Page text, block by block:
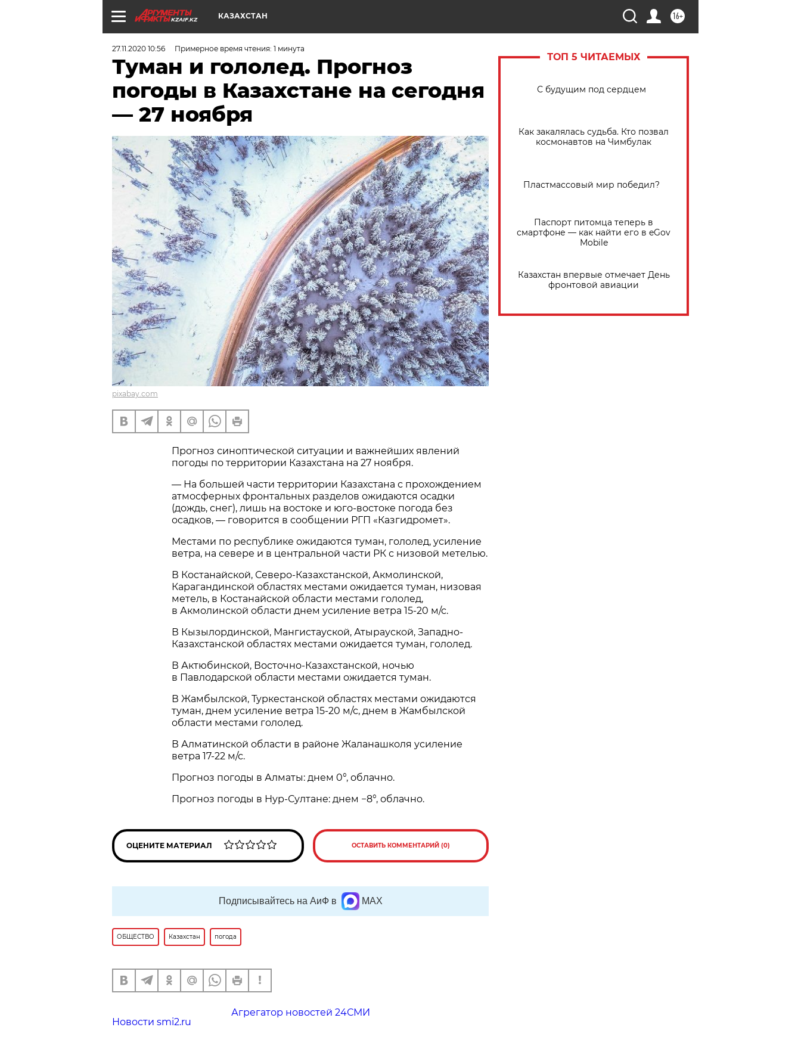
KZAIF.KZ 16+
КАЗАХСТАН
27.11.2020 10:56 Примерное время чтения: 1 минута
Туман и гололед. Прогноз
погоды в Казахстане на сегодня
— 27 ноября
pixabay.com
Прогноз синоптической ситуации и важнейших явлений
погоды по территории Казахстана на 27 ноября.
— На большей части территории Казахстана с прохождением
атмосферных фронтальных разделов ожидаются осадки
(дождь, снег), лишь на востоке и юго-востоке погода без
осадков, — говорится в сообщении РГП «Казгидромет».
Местами по республике ожидаются туман, гололед, усиление
ветра, на севере и в центральной части РК с низовой метелью.
В Костанайской, Северо-Казахстанской, Акмолинской,
Карагандинской областях местами ожидается туман, низовая
метель, в Костанайской области местами гололед,
в Акмолинской области днем усиление ветра 15-20 м/с.
В Кызылординской, Мангистауской, Атырауской, Западно-
Казахстанской областях местами ожидается туман, гололед.
В Актюбинской, Восточно-Казахстанской, ночью
в Павлодарской области местами ожидается туман.
В Жамбылской, Туркестанской областях местами ожидаются
туман, днем усиление ветра 15-20 м/с, днем в Жамбылской
области местами гололед.
В Алматинской области в районе Жаланашколя усиление
ветра 17-22 м/с.
Прогноз погоды в Алматы: днем 0°, облачно.
Прогноз погоды в Нур-Султане: днем −8°, облачно.
ОЦЕНИТЕ МАТЕРИАЛ ОСТАВИТЬ КОММЕНТАРИЙ (0)
Подписывайтесь на АиФ в MAX
ОБЩЕСТВО Казахстан погода
Агрегатор новостей 24СМИ
Новости smi2.ru
ТОП 5 ЧИТАЕМЫХ
С будущим под сердцем
Как закалялась судьба. Кто позвал
космонавтов на Чимбулак
Пластмассовый мир победил?
Паспорт питомца теперь в
смартфоне — как найти его в eGov
Mobile
Казахстан впервые отмечает День
фронтовой авиации